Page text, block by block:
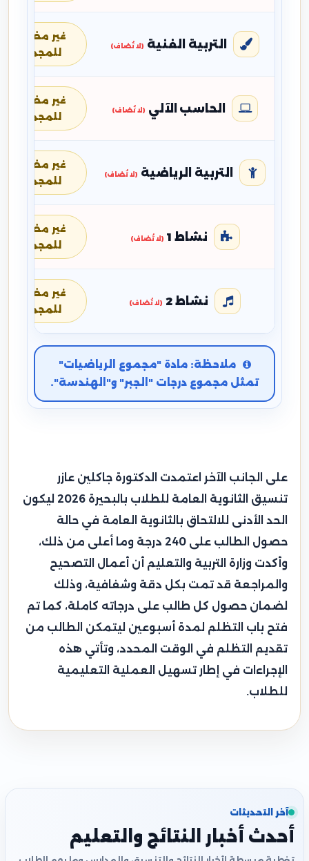
التربية الفنية (لا تُضاف)
غير مضافة
للمجموع
الحاسب الآلي (لا تُضاف)
غير مضافة
للمجموع
التربية الرياضية (لا تُضاف)
غير مضافة
للمجموع
نشاط 1 (لا تُضاف)
غير مضافة
للمجموع
نشاط 2 (لا تُضاف)
غير مضافة
للمجموع
ملاحظة: مادة "مجموع الرياضيات"
تمثل مجموع درجات "الجبر" و"الهندسة".
على الجانب الآخر اعتمدت الدكتورة جاكلين عازر
تنسيق الثانوية العامة للطلاب بالبحيرة 2026 ليكون
الحد الأدنى للالتحاق بالثانوية العامة في حالة
حصول الطالب على 240 درجة وما أعلى من ذلك،
وأكدت وزارة التربية والتعليم أن أعمال التصحيح
والمراجعة قد تمت بكل دقة وشفافية، وذلك
لضمان حصول كل طالب على درجاته كاملة، كما تم
فتح باب التظلم لمدة أسبوعين ليتمكن الطالب من
تقديم التظلم في الوقت المحدد، وتأتي هذه
الإجراءات في إطار تسهيل العملية التعليمية
للطلاب.
آخر التحديثات
أحدث أخبار النتائج والتعليم